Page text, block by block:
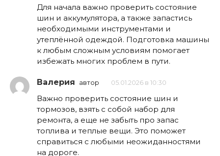
Для начала важно проверить состояние
шин и аккумулятора, а также запастись
необходимыми инструментами и
утеплённой одеждой. Подготовка машины
к любым сложным условиям помогает
избежать многих проблем в пути.
Валерия автор 05.01.2026 в 10:30
Важно проверить состояние шин и
тормозов, взять с собой набор для
ремонта, а еще не забыть про запас
топлива и теплыe вещи. Это поможет
справиться с любыми неожиданностями
на дороге.